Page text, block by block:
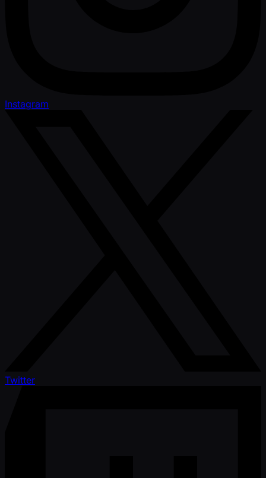
Instagram
Twitter